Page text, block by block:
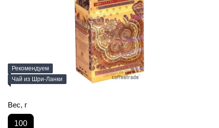
Рекомендуем
Чай из Шри-Ланки
Вес, г
100